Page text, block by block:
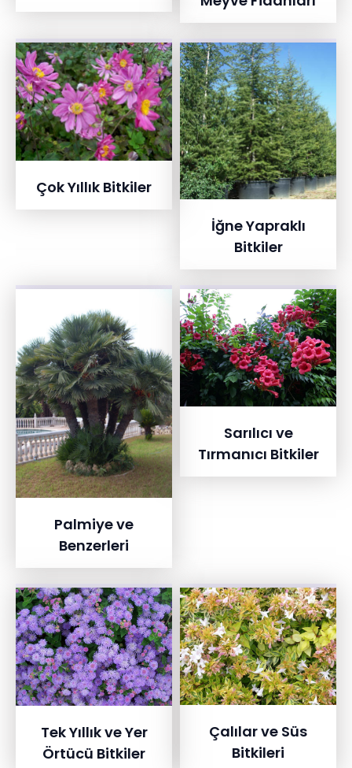
Çok Yıllık Bitkiler
İğne Yapraklı
Bitkiler
Palmiye ve
Benzerleri
Sarılıcı ve
Tırmanıcı Bitkiler
Tek Yıllık ve Yer
Örtücü Bitkiler
Çalılar ve Süs
Bitkileri